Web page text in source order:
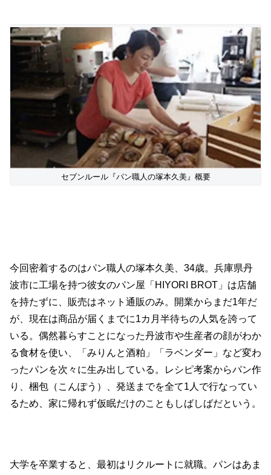
セブンルール『パン職人の塚本久美』概要
今回密着するのはパン職人の塚本久美、34歳。兵庫県丹
波市に工場を持つ彼女のパン屋「HIYORI BROT」は店舗
を持たずに、販売はネット通販のみ。開業からまだ1年だ
が、現在は商品が届くまでに1カ月半待ちの人気を誇って
いる。偶然暮らすことになった丹波市や生産者の顔がわか
る食材を使い、「みりんと酒粕」「ラベンダー」など変わ
ったパンを次々に生み出している。レシピ考案からパン作
り、梱包（こんぽう）、発送までを全て1人で行なってい
るため、家に帰れず仮眠だけのこともしばしばだという。
大学を卒業すると、最初はリクルートに就職。パンはあま